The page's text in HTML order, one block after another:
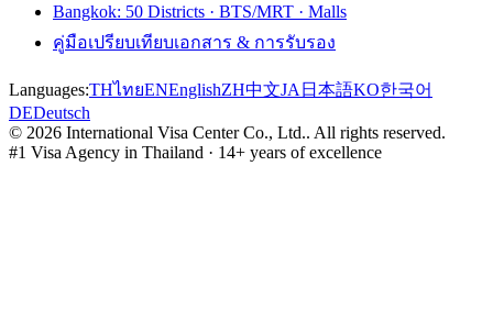
Bangkok: 50 Districts · BTS/MRT · Malls
คู่มือเปรียบเทียบเอกสาร & การรับรอง
Languages:THไทยENEnglishZH中文JA 日本語KO한국어
DEDeutsch
© 2026 International Visa Center Co., Ltd.. All rights reserved.
#1 Visa Agency in Thailand · 14+ years of excellence